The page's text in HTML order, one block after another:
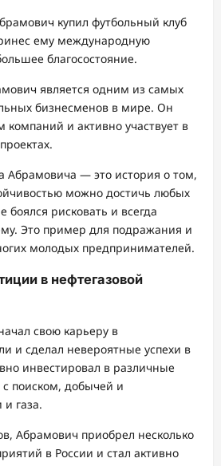
купил футбольный клуб
ему международную
благосостояние.
является одним из самых
бизнесменов в мире. Он
компаний и активно участвует в
Абрамовича — это история о том,
можно достичь любых
боялся рисковать и всегда
Это пример для подражания и
молодых предпринимателей.
в нефтегазовой
свою карьеру в
и сделал невероятные успехи в
инвестировал в различные
поиском, добычей и
и газа.
Абрамович приобрел несколько
в России и стал активно